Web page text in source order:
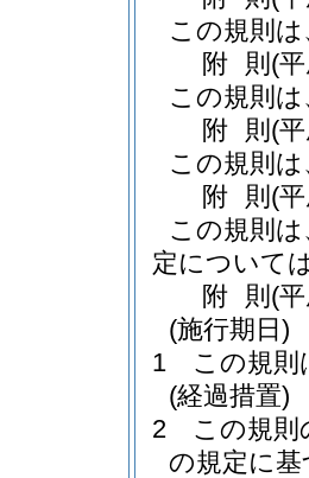
この規則
附 則 (
この規則
附 則 (
この規則
附 則 (
この規則
定について
附 則 (
(施行期日)
1
この規則
(経過措置)
2
この規則
の規定に